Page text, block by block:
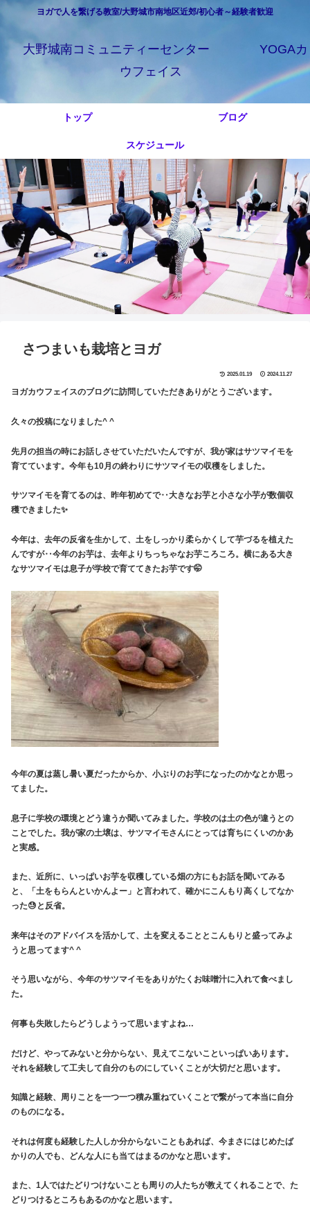
ヨガで人を繋げる教室/大野城市南地区近郊/初心者～経験者歓迎
大野城南コミュニティーセンター YOGAカ
ウフェイス
トップ ブログ
スケジュール
さつまいも栽培とヨガ
2025.01.19 2024.11.27
ヨガカウフェイスのブログに訪問していただきありがとうございます。
久々の投稿になりました^ ^
先月の担当の時にお話しさせていただいたんですが、我が家はサツマイモを
育てています。今年も10月の終わりにサツマイモの収穫をしました。
サツマイモを育てるのは、昨年初めてで‥大きなお芋と小さな小芋が数個収
穫できました✨
今年は、去年の反省を生かして、土をしっかり柔らかくして芋づるを植えた
んですが‥今年のお芋は、去年よりちっちゃなお芋ころころ。横にある大き
なサツマイモは息子が学校で育ててきたお芋です🤭
今年の夏は蒸し暑い夏だったからか、小ぶりのお芋になったのかなとか思っ
てました。
息子に学校の環境とどう違うか聞いてみました。学校のは土の色が違うとの
ことでした。我が家の土壌は、サツマイモさんにとっては育ちにくいのかあ
と実感。
また、近所に、いっぱいお芋を収穫している畑の方にもお話を聞いてみる
と、「土をもらんといかんよー」と言われて、確かにこんもり高くしてなか
った😓と反省。
来年はそのアドバイスを活かして、土を変えることとこんもりと盛ってみよ
うと思ってます^ ^
そう思いながら、今年のサツマイモをありがたくお味噌汁に入れて食べまし
た。
何事も失敗したらどうしようって思いますよね…
だけど、やってみないと分からない、見えてこないこといっぱいあります。
それを経験して工夫して自分のものにしていくことが大切だと思います。
知識と経験、周りことを一つ一つ積み重ねていくことで繋がって本当に自分
のものになる。
それは何度も経験した人しか分からないこともあれば、今まさにはじめたば
かりの人でも、どんな人にも当てはまるのかなと思います。
また、1人ではたどりつけないことも周りの人たちが教えてくれることで、た
どりつけるところもあるのかなと思います。